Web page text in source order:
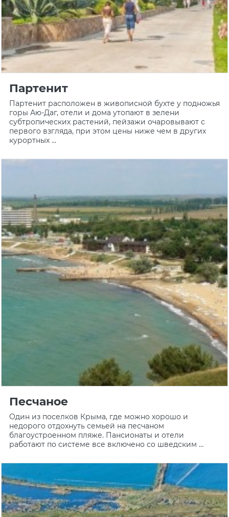
Партенит
Партенит расположен в живописной бухте у подножья
горы Аю-Даг, отели и дома утопают в зелени
субтропических растений, пейзажи очаровывают с
первого взгляда, при этом цены ниже чем в других
курортных ...
Песчаное
Один из поселков Крыма, где можно хорошо и
недорого отдохнуть семьей на песчаном
благоустроенном пляже. Пансионаты и отели
работают по системе все включено со шведским ...